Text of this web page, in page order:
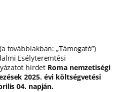
továbbiakban: „Támogató”)
Esélyteremtési
hirdet Roma nemzetiségi
2025. évi költségvetési
04. napján.